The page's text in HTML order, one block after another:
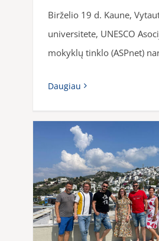
Birželio 19 d. Kaune,
universitete, UNESCO
mokyklų tinklo (ASPnet)
Daugiau